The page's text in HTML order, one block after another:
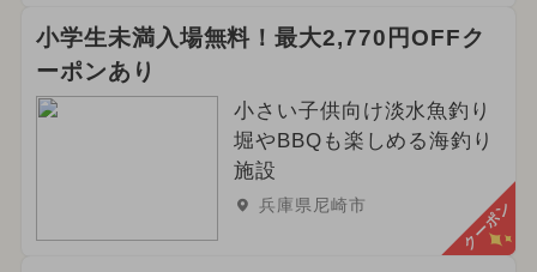
小学生未満入場無料！最大2,770円OFFク
ーポンあり
小さい子供向け淡水魚釣り
堀やBBQも楽しめる海釣り
施設
兵庫県尼崎市 クーポン